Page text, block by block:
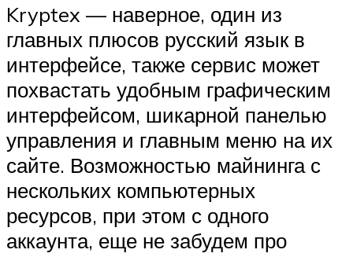
Kryptex — наверное, один из
главных плюсов русский язык в
интерфейсе, также сервис может
похвастать удобным графическим
интерфейсом, шикарной панелью
управления и главным меню на их
сайте. Возможностью майнинга с
нескольких компьютерных
ресурсов, при этом с одного
аккаунта, еще не забудем про